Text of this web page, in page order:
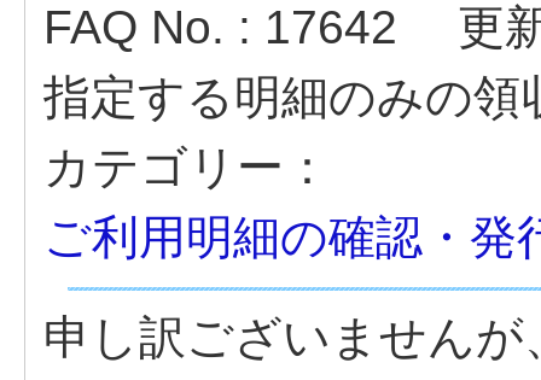
FAQ No. : 17642
更
指定する明細のみの領
カテゴリー：
ご利用明細の確認・発
申し訳ございません